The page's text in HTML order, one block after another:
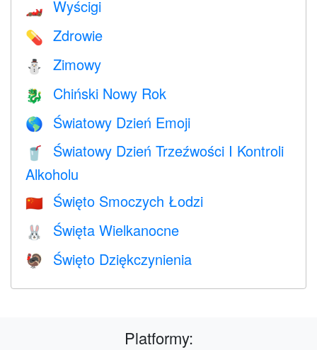
🏎 Wyścigi
💊 Zdrowie
⛄ Zimowy
🐉 Chiński Nowy Rok
🌎 Światowy Dzień Emoji
🥤
Światowy Dzień Trzeźwości I Kontroli
Alkoholu
🇨🇳 Święto Smoczych Łodzi
🐰 Święta Wielkanocne
🦃 Święto Dziękczynienia
Platformy: